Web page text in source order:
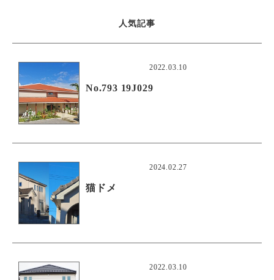
人気記事
2022.03.10
No.793 19J029
2024.02.27
猫ドメ
2022.03.10